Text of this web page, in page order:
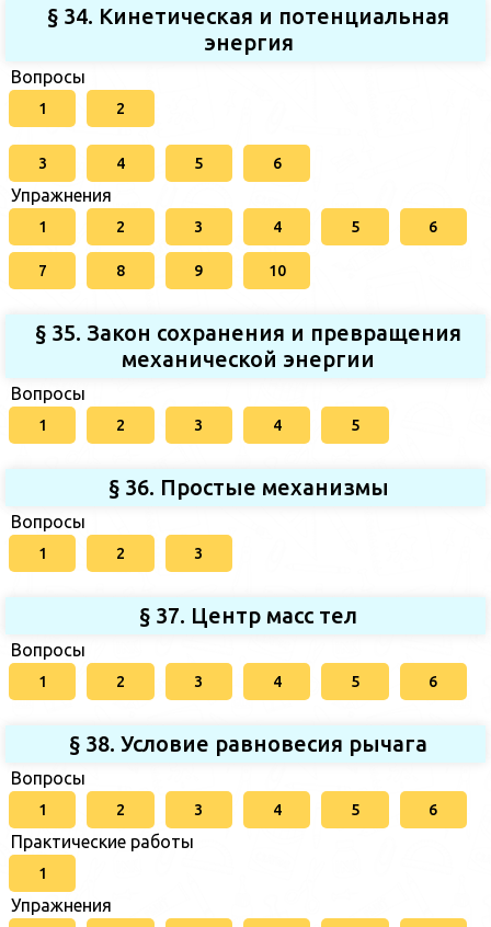
§ 34. Кинетическая и потенциальная
энергия
Вопросы
1 2
3 4 5 6
Упражнения
1 2 3 4 5 6
7 8 9 10
§ 35. Закон сохранения и превращения
механической энергии
Вопросы
1 2 3 4 5
§ 36. Простые механизмы
Вопросы
1 2 3
§ 37. Центр масс тел
Вопросы
1 2 3 4 5 6
§ 38. Условие равновесия рычага
Вопросы
1 2 3 4 5 6
Практические работы
1
Упражнения